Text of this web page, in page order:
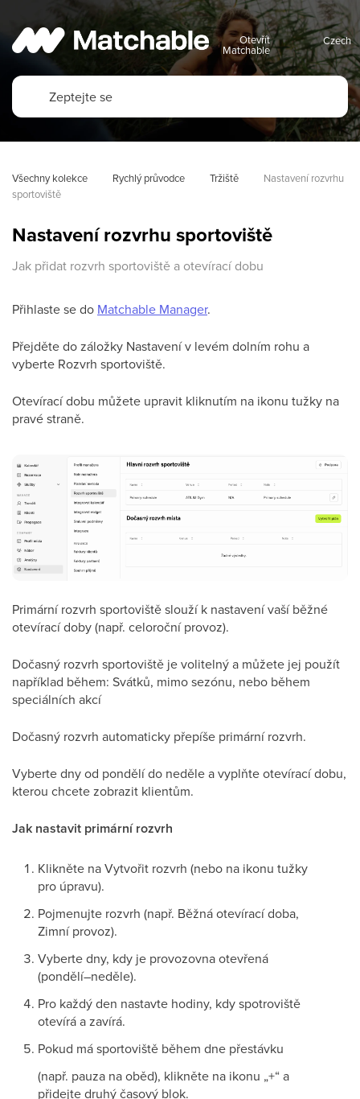
Otevřít
Matchable
Všechny kolekce Rychlý průvodce Tržiště
Nastavení rozvrhu
sportoviště
Nastavení rozvrhu sportoviště
Jak přidat rozvrh sportoviště a otevírací dobu
Přihlaste se do Matchable Manager.
Přejděte do záložky Nastavení v levém dolním rohu a
vyberte Rozvrh sportoviště.
Otevírací dobu můžete upravit kliknutím na ikonu tužky na
pravé straně.
Primární rozvrh sportoviště slouží k nastavení vaší běžné
otevírací doby (např. celoroční provoz).
Dočasný rozvrh sportoviště je volitelný a můžete jej použít
například během: Svátků, mimo sezónu, nebo během
speciálních akcí
Dočasný rozvrh automaticky přepíše primární rozvrh.
Vyberte dny od pondělí do neděle a vyplňte otevírací dobu,
kterou chcete zobrazit klientům.
Jak nastavit primární rozvrh
Klikněte na Vytvořit rozvrh (nebo na ikonu tužky
pro úpravu).
Pojmenujte rozvrh (např. Běžná otevírací doba,
Zimní provoz).
Vyberte dny, kdy je provozovna otevřená
(pondělí–neděle).
Pro každý den nastavte hodiny, kdy spotroviště
otevírá a zavírá.
Pokud má sportoviště během dne přestávku
(např. pauza na oběd), klikněte na ikonu „+“ a
přidejte druhý časový blok.